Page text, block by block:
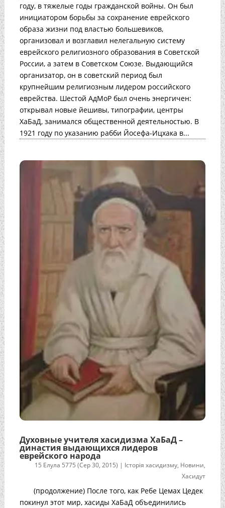
году, в тяжелые годы гражданской войны. Он был
инициатором борьбы за сохранение еврейского
образа жизни под властью большевиков,
организовал и возглавил нелегальную систему
еврейского религиозного образования в Советской
России, а затем в Советском Союзе. Выдающийся
организатор, он в советский период был
крупнейшим религиозным лидером российского
еврейства. Шестой АдМоР был очень энергичен:
открывал новые йешивы, типографии, центры
ХаБаД, занимался общественной деятельностью. В
1921 году по указанию рабби Йосефа-Ицхака в...
Духовные учителя хасидизма ХаБаД –
династия выдающихся лидеров
еврейского народа
15 Елула 5775 (Сер 30, 2015) | Історія хасидизму, Новини,
Хасидут
(продолжение) После того, как Ребе Цемах Цедек
покинул этот мир, хасиды ХаБаД объединились